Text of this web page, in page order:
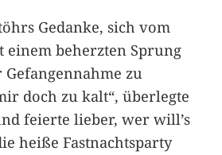
Gedanke, sich vom
einem beherzten Sprung
zu
doch zu kalt“, überlegte
feierte lieber, wer will’s
heiße Fastnachtsparty